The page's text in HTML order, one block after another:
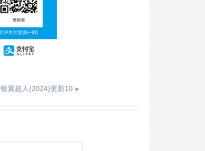
银翼超人(2024)更新10 »